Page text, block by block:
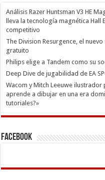
Análisis Razer Huntsman V3 HE
lleva la tecnología magnética
competitivo
The Division Resurgence, el
gratuito
Philips elige a Tandem como su
Deep Dive de jugabilidad de EA
Wacom y Mitch Leeuwe
aprende a dibujar en una era
tutoriales?»
Facebook